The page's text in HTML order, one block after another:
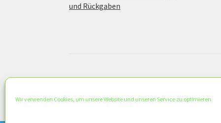
Wir verwenden Cookies, um unsere Website und unseren Service zu optimieren.
und Rückgaben
© KS Concept 2026